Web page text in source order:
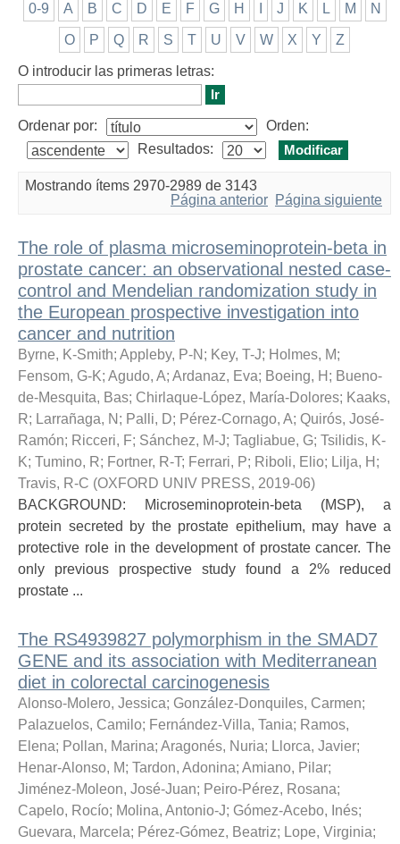
0-9 A B C D E F G H J K L M N
O P Q R S T U V W X Y Z
O introducir las primeras letras:
Ordenar por:
Orden:
Resultados:
Mostrando ítems 2970-2989 de 3143
Página anterior Página siguiente
The role of plasma microseminoprotein-beta in
prostate cancer: an observational nested case-
control and Mendelian randomization study in
the European prospective investigation into
cancer and nutrition
Byrne, K-Smith; Appleby, P-N ; Key, T-J; Holmes, M;
Fensom, G-K; Agudo, A; Ardanaz, Eva; Boeing, H ; Bueno-
de-Mesquita, Bas; Chirlaque-López, María-Dolores; Kaaks,
R; Larrañaga, N ; Palli, D; Pérez-Cornago, A; Quirós, José-
Ramón; Ricceri, F; Sánchez, M-J; Tagliabue, G; Tsilidis, K-
K; Tumino, R; Fortner, R-T; Ferrari, P; Riboli, Elio; Lilja, H ;
Travis, R-C (OXFORD UNIV PRESS, 2019-06)
BACKGROUND: Microseminoprotein-beta (MSP), a
protein secreted by the prostate epithelium, may have a
protective role in the development of prostate cancer. The
only previous prospective study found a 2% reduced
prostate ...
The RS4939827 polymorphism in the SMAD7
GENE and its association with Mediterranean
diet in colorectal carcinogenesis
Alonso-Molero, Jessica; González-Donquiles, Carmen;
Palazuelos, Camilo; Fernández-Villa, Tania; Ramos,
Elena; Pollan, Marina; Aragonés, Nuria; Llorca, Javier;
Henar-Alonso, M; Tardon, Adonina; Amiano, Pilar;
Jiménez-Moleon, José-Juan; Peiro-Pérez, Rosana;
Capelo, Rocío; Molina, Antonio-J; Gómez-Acebo, Inés;
Guevara, Marcela; Pérez-Gómez, Beatriz; Lope, Virginia;